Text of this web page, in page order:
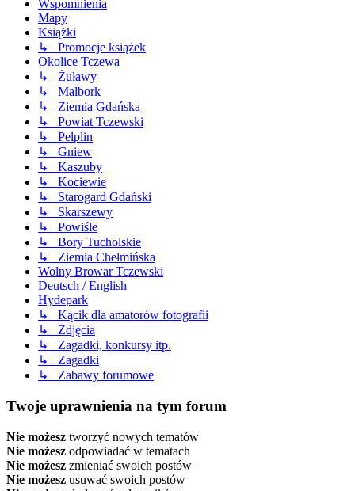
Wspomnienia
Mapy
Książki
↳ Promocje książek
Okolice Tczewa
↳ Żuławy
↳ Malbork
↳ Ziemia Gdańska
↳ Powiat Tczewski
↳ Pelplin
↳ Gniew
↳ Kaszuby
↳ Kociewie
↳ Starogard Gdański
↳ Skarszewy
↳ Powiśle
↳ Bory Tucholskie
↳ Ziemia Chełmińska
Wolny Browar Tczewski
Deutsch / English
Hydepark
↳ Kącik dla amatorów fotografii
↳ Zdjęcia
↳ Zagadki, konkursy itp.
↳ Zagadki
↳ Zabawy forumowe
Twoje uprawnienia na tym forum
Nie możesz tworzyć nowych tematów
Nie możesz odpowiadać w tematach
Nie możesz zmieniać swoich postów
Nie możesz usuwać swoich postów